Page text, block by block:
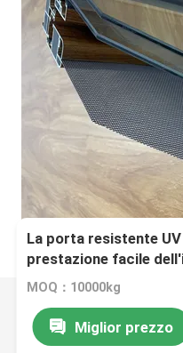
La porta resistente
prestazione facile
MOQ：10000kg
Miglior prezzo